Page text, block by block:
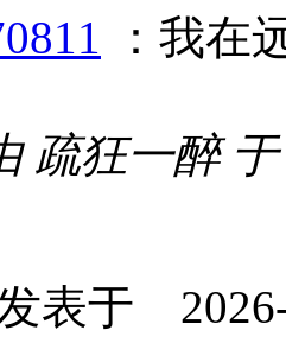
：我在
疏狂一醉
于 2026-